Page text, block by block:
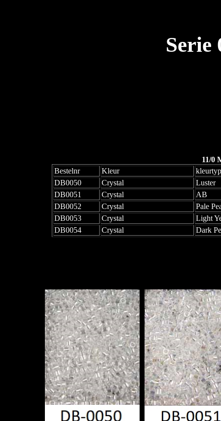
Serie
11/0
Bestelnr
Kleur
DB0050
Crystal
Luster
DB0051
Crystal
AB
DB0052
Crystal
Pale
DB0053
Crystal
Light
DB0054
Crystal Dark